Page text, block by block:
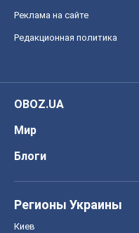
Реклама на сайте
Редакционная политика
OBOZ.UA
Мир
Блоги
Регионы Украины
Киев